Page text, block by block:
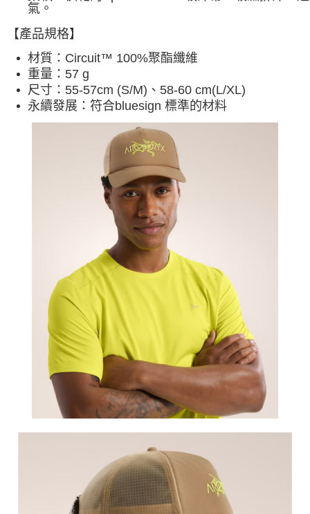
氣 。
【產品規格】
材質： Circuit™ 100%聚酯纖維
重量：57 g
尺寸：55-57cm (S/M)、58-60 cm(L/XL)
永續發展：符合bluesign 標準的材料